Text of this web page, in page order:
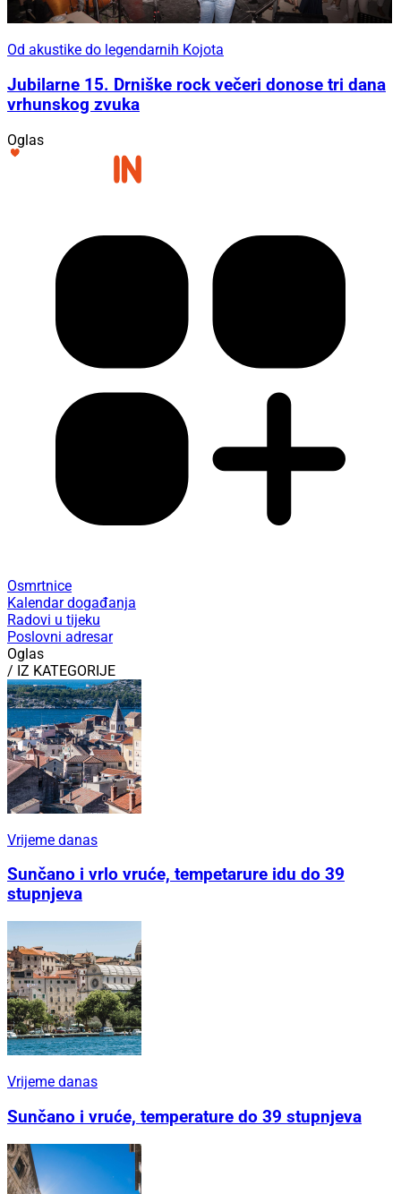
Od akustike do legendarnih Kojota
Jubilarne 15. Drniške rock večeri donose tri dana
vrhunskog zvuka
Oglas
Osmrtnice
Kalendar događanja
Radovi u tijeku
Poslovni adresar
Oglas
/ IZ KATEGORIJE
Vrijeme danas
Sunčano i vrlo vruće, tempetarure idu do 39
stupnjeva
Vrijeme danas
Sunčano i vruće, temperature do 39 stupnjeva